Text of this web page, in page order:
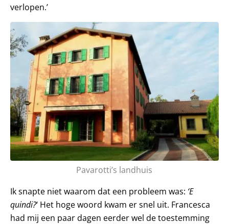
verlopen.’
Pavarotti’s landhuis
Ik snapte niet waarom dat een probleem was: ‘E
quindi?‘ Het hoge woord kwam er snel uit. Francesca
had mij een paar dagen eerder wel de toestemming